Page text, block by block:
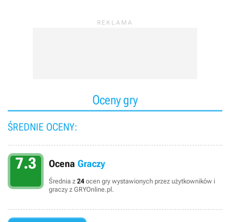
Oceny gry
ŚREDNIE OCENY:
7.3 Ocena Graczy
Średnia z 24 ocen gry wystawionych przez użytkowników i
graczy z GRYOnline.pl.